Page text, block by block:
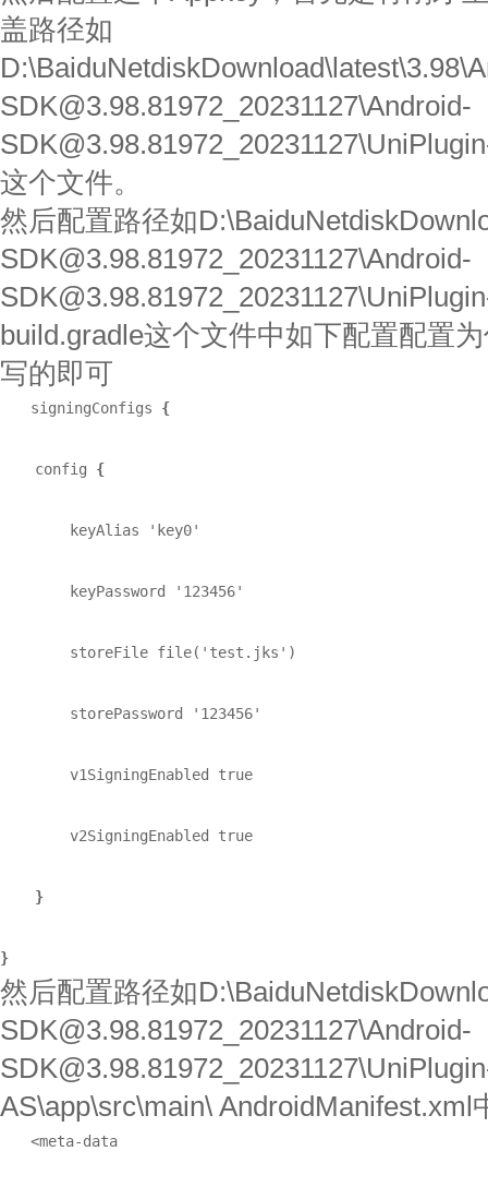
盖路径如
SDK@3.98.81972_20231127\Android-
这个文件。
然后配置路径如
SDK@3.98.81972_20231127\Android-
build.gradle这个文件中如下配置配置
写的即可
signingConfigs {
config {
keyAlias 'key0'
keyPassword '123456'
storeFile file('test.jks')
storePassword '123456'
v1SigningEnabled true
v2SigningEnabled true
}
}
然后配置路径如
SDK@3.98.81972_20231127\Android-
AS\app\src\main\ AndroidManifest.xml
<meta-data